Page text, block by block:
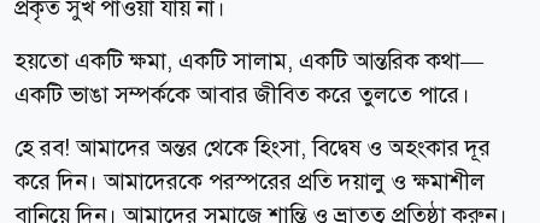
প্রকৃত সুখ পাওয়া যায় না।
হয়তো একটি ক্ষমা, একটি সালাম, একটি আন্তরিক কথা—
একটি ভাঙা সম্পর্ককে আবার জীবিত করে তুলতে পারে।
হে রব! আমাদের অন্তর থেকে হিংসা, বিদ্বেষ ও অহংকার দূর
করে দিন। আমাদেরকে পরস্পরের প্রতি দয়ালু ও ক্ষমাশীল
বানিয়ে দিন। আমাদের সমাজে শান্তি ও ভ্রাতৃত্ব প্রতিষ্ঠা করুন।